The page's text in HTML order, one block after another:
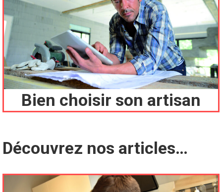
Bien choisir son artisan
Découvrez nos articles…